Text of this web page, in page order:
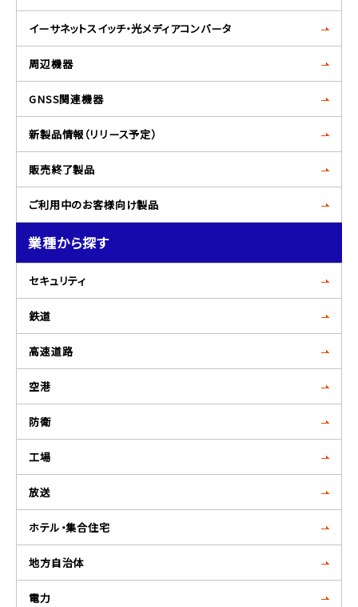
イーサネットスイッチ・光メディアコンバータ
周辺機器
GNSS関連機器
新製品情報（リリース予定）
販売終了製品
ご利用中のお客様向け製品
業種から探す
セキュリティ
鉄道
高速道路
空港
防衛
工場
放送
ホテル・集合住宅
地方自治体
電力